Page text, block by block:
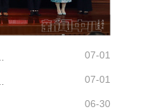
07-01
07-01
06-30